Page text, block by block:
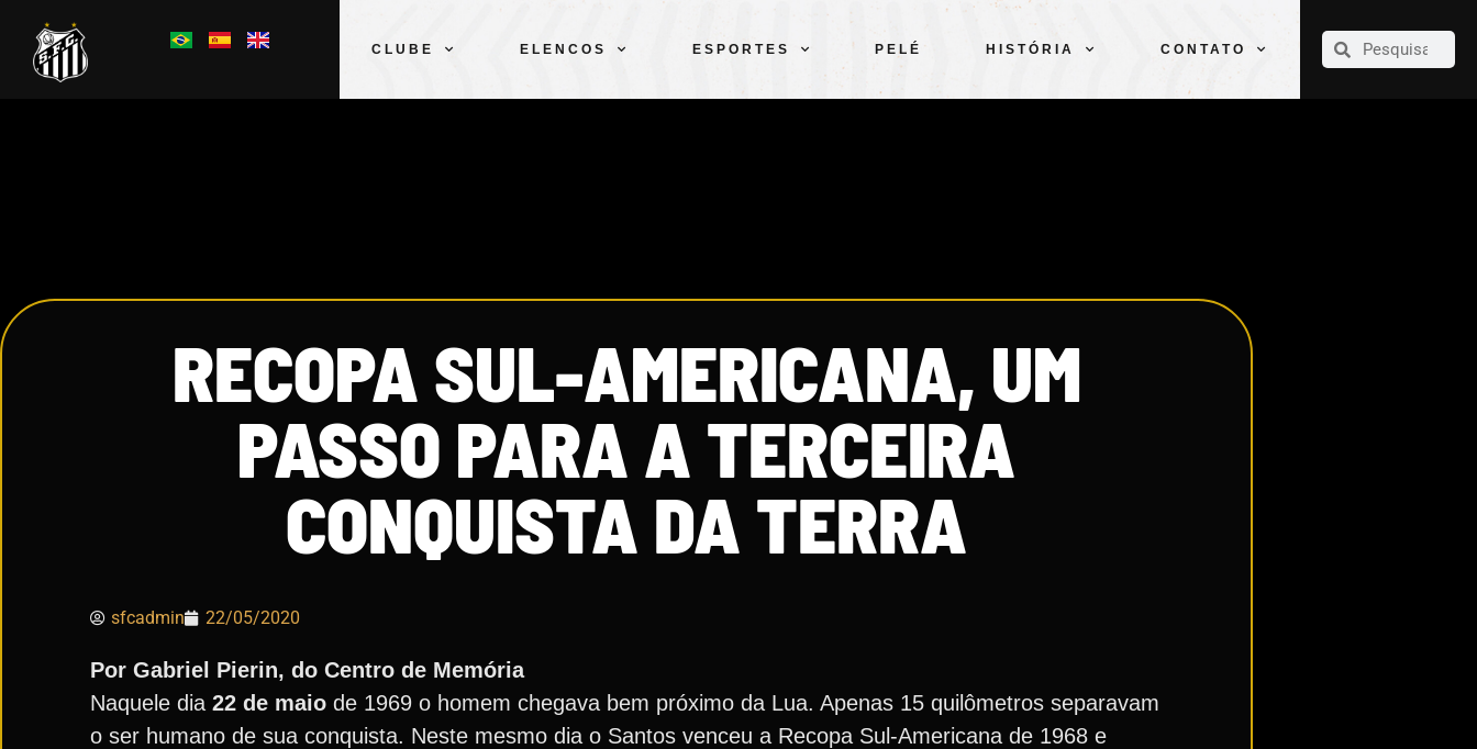
CLUBE ELENCOS ESPORTES PELÉ HISTÓRIA CONTATO
CLUBE
RECOPA SUL-AMERICANA, UM
PASSO PARA A TERCEIRA
CONQUISTA DA TERRA
sfcadmin 22/05/2020
Por Gabriel Pierin, do Centro de Memória
Naquele dia 22 de maio de 1969 o homem chegava bem próximo da Lua. Apenas 15 quilômetros separavam
o ser humano de sua conquista. Neste mesmo dia o Santos venceu a Recopa Sul-Americana de 1968 e